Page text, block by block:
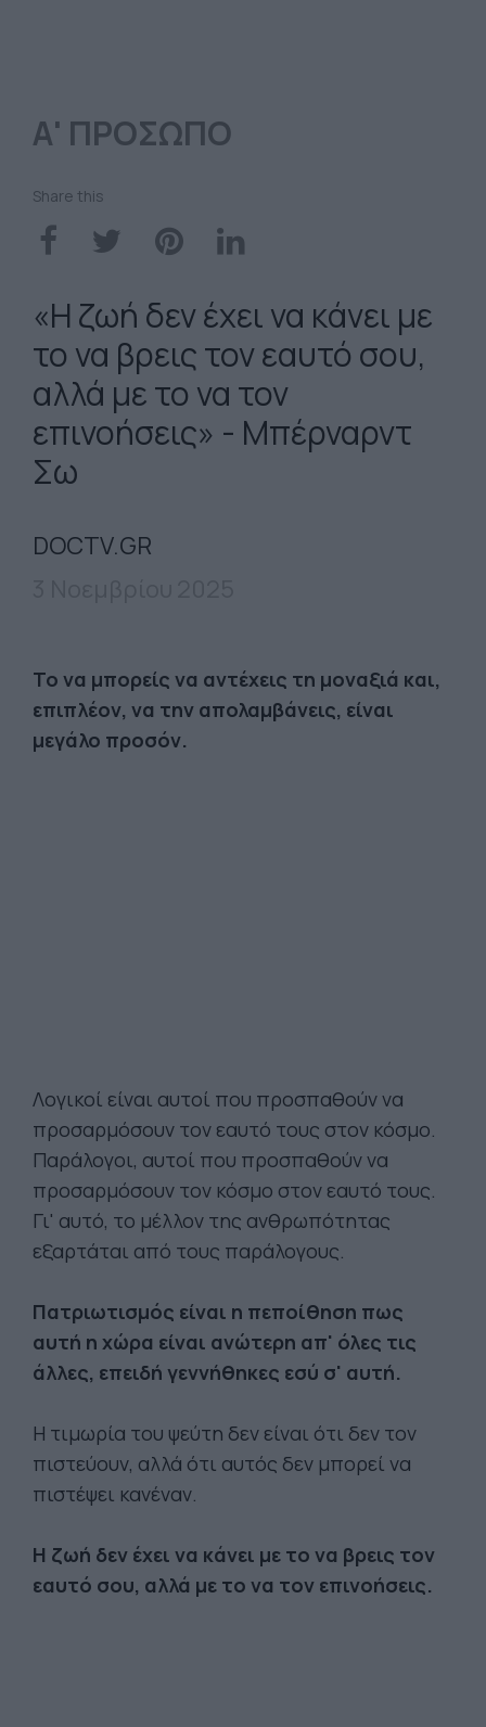
Α' ΠΡΟΣΩΠΟ
Share this
«Η ζωή δεν έχει να κάνει με
το να βρεις τον εαυτό σου,
αλλά με το να τον
επινοήσεις» - Μπέρναρντ
Σω
DOCTV.GR
Το να μπορείς να αντέχεις τη μοναξιά και,
επιπλέον, να την απολαμβάνεις, είναι
μεγάλο προσόν.
Λογικοί είναι αυτοί που προσπαθούν να
προσαρμόσουν τον εαυτό τους στον κόσμο.
Παράλογοι, αυτοί που προσπαθούν να
προσαρμόσουν τον κόσμο στον εαυτό τους.
Γι' αυτό, το μέλλον της ανθρωπότητας
εξαρτάται από τους παράλογους.
Πατριωτισμός είναι η πεποίθηση πως
αυτή η χώρα είναι ανώτερη απ' όλες τις
άλλες, επειδή γεννήθηκες εσύ σ' αυτή.
Η τιμωρία του ψεύτη δεν είναι ότι δεν τον
πιστεύουν, αλλά ότι αυτός δεν μπορεί να
πιστέψει κανέναν.
Η ζωή δεν έχει να κάνει με το να βρεις τον
εαυτό σου, αλλά με το να τον επινοήσεις.